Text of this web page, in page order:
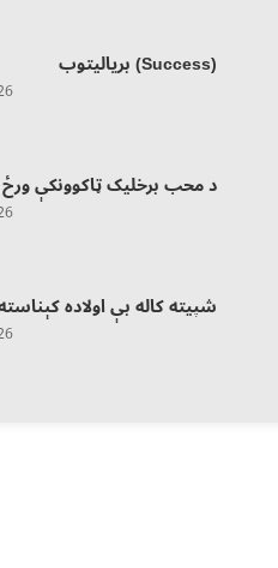
بریالیتوب (Success)
د محب برخلیک ټاکوونکې ورځ
شپیته کاله بې اولاده